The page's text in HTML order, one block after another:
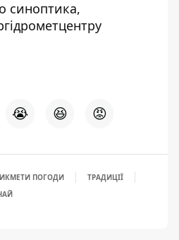
синоптика,
😭 😆 😡
ПОГОДИ
ТРАДИЦІЇ